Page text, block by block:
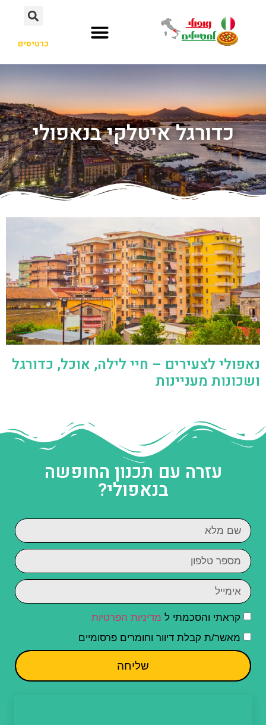
כרטיסים
כדורגל איטלקי בנאפולי
נאפולי לצעירים – חיי לילה, אוכל, כדורגל
ושכונות מעניינות
עזרה עם תכנון החופשה
בנאפולי?
קראתי והסכמתי ל מדיניות הפרטיות
מאשר/ת קבלת דיוור וחומרים פרסומיים
שליחה